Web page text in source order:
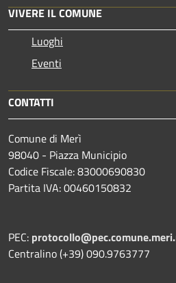
VIVERE IL COMUNE
Luoghi
Eventi
CONTATTI
Comune di Merì
98040 - Piazza Municipio
Codice Fiscale: 83000690830
Partita IVA: 00460150832
PEC:
Centralino (+39) 090.9763777